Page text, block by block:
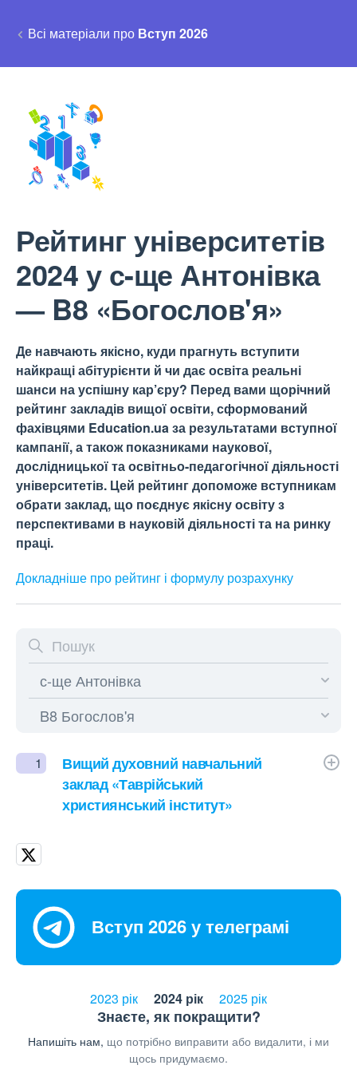
Всі матеріали про Вступ 2026
Рейтинг університетів
2024 у с-ще Антонівка
— B8 «Богослов'я»
Де навчають якісно, куди прагнуть вступити
найкращі абітурієнти й чи дає освіта реальні
шанси на успішну кар’єру? Перед вами щорічний
рейтинг закладів вищої освіти, сформований
фахівцями Education.ua за результатами вступної
кампанії, а також показниками наукової,
дослідницької та освітньо-педагогічної діяльності
університетів. Цей рейтинг допоможе вступникам
обрати заклад, що поєднує якісну освіту з
перспективами в науковій діяльності та на ринку
праці.
Докладніше про рейтинг і формулу розрахунку
1
Вищий духовний навчальний
заклад «Таврійський
християнський інститут»
Вступ 2026 у телеграмі
2023 рік 2024 рік 2025 рік
Знаєте, як покращити?
Напишіть нам, що потрібно виправити або видалити, і ми
щось придумаємо.